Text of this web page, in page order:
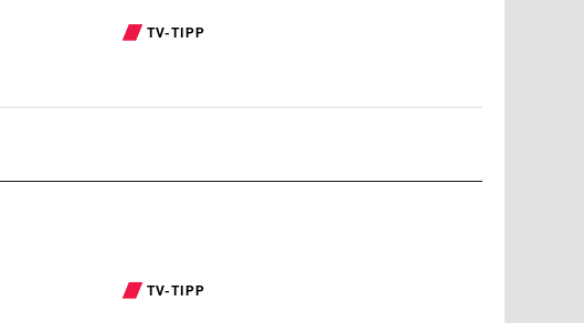
TV-TIPP
TV-TIPP